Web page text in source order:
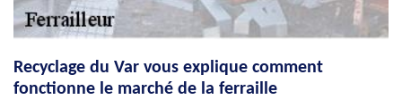
Recyclage du Var vous explique comment
fonctionne le marché de la ferraille